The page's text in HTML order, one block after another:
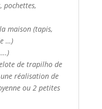
pochettes,
maison (tapis,
…)
de trapilho de
réalisation de
ou 2 petites